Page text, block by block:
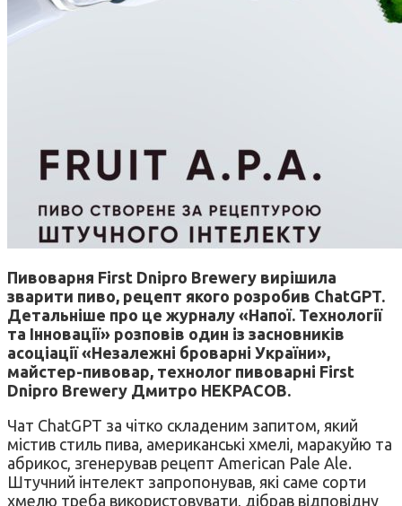
Пивоварня First Dnipro Brewery вирішила
зварити пиво, рецепт якого розробив ChatGPT.
Детальніше про це журналу «Напої. Технології
та Інновації» розповів один із засновників
асоціації «Незалежні броварні України»,
майстер-пивовар, технолог пивоварні First
Dnipro Brewery Дмитро НЕКРАСОВ.
Чат ChatGPT за чітко складеним запитом, який
містив стиль пива, американські хмелі, маракуйю та
абрикос, згенерував рецепт American Pale Ale.
Штучний інтелект запропонував, які саме сорти
хмелю треба використовувати, дібрав відповідну